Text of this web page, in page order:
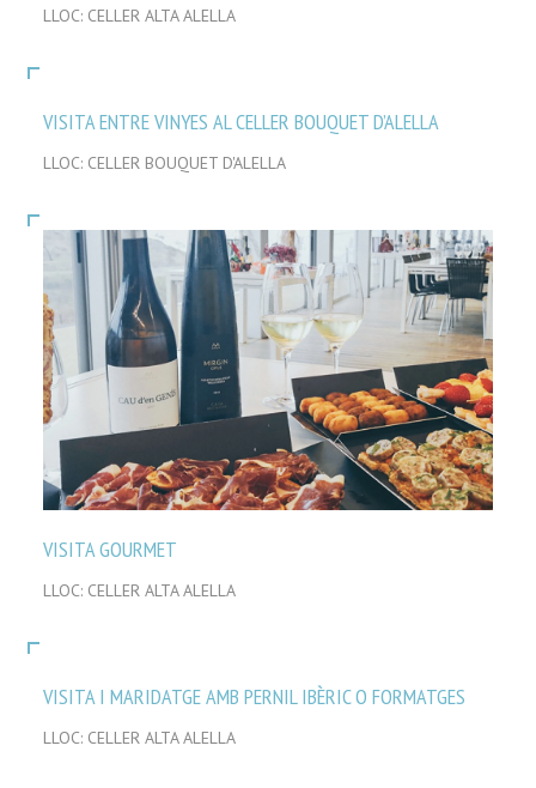
LLOC: CELLER ALTA ALELLA
VISITA ENTRE VINYES AL CELLER BOUQUET D’ALELLA
LLOC: CELLER BOUQUET D'ALELLA
VISITA GOURMET
LLOC: CELLER ALTA ALELLA
VISITA I MARIDATGE AMB PERNIL IBÈRIC O FORMATGES
LLOC: CELLER ALTA ALELLA